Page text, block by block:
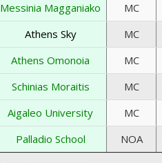
Messinia Magganiako
MC
Athens Sky
MC
Athens Omonoia
MC
Schinias Moraitis
MC
Aigaleo University
MC
Palladio School
NOA